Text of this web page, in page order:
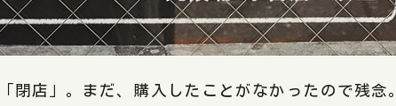
閉店」。まだ、購入したことがなかったので残念。